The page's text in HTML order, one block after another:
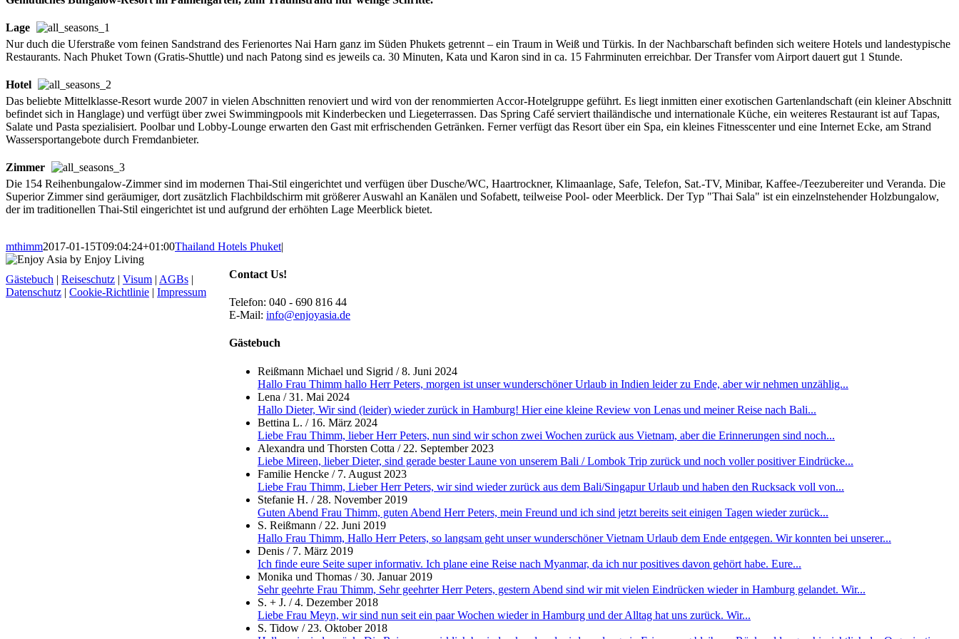
Lage
Nur duch die Uferstraße vom feinen Sandstrand des Ferienortes Nai Harn ganz im Süden Phukets getrennt – ein Traum in Weiß und Türkis. In der Nachbarschaft befinden sich weitere Hotels und landestypische
Restaurants. Nach Phuket Town (Gratis-Shuttle) und nach Patong sind es jeweils ca. 30 Minuten, Kata und Karon sind in ca. 15 Fahrminuten erreichbar. Der Transfer vom Airport dauert gut 1 Stunde.
Hotel
Das beliebte Mittelklasse-Resort wurde 2007 in vielen Abschnitten renoviert und wird von der renommierten Accor-Hotelgruppe geführt. Es liegt inmitten einer exotischen Gartenlandschaft (ein kleiner Abschnitt
befindet sich in Hanglage) und verfügt über zwei Swimmingpools mit Kinderbecken und Liegeterrassen. Das Spring Café serviert thailändische und internationale Küche, ein weiteres Restaurant ist auf Tapas,
Salate und Pasta spezialisiert. Poolbar und Lobby-Lounge erwarten den Gast mit erfrischenden Getränken. Ferner verfügt das Resort über ein Spa, ein kleines Fitnesscenter und eine Internet Ecke, am Strand
Wassersportangebote durch Fremdanbieter.
Zimmer
Die 154 Reihenbungalow-Zimmer sind im modernen Thai-Stil eingerichtet und verfügen über Dusche/WC, Haartrockner, Klimaanlage, Safe, Telefon, Sat.-TV, Minibar, Kaffee-/Teezubereiter und Veranda. Die
Superior Zimmer sind geräumiger, dort zusätzlich Flachbildschirm mit größerer Auswahl an Kanälen und Sofabett, teilweise Pool- oder Meerblick. Der Typ "Thai Sala" ist ein einzelnstehender Holzbungalow,
der im traditionellen Thai-Stil eingerichtet ist und aufgrund der erhöhten Lage Meerblick bietet.
mthimm2017-01-15T09:04:24+01:00Thailand Hotels Phuket|
Contact Us!
Telefon: 040 - 690 816 44
E-Mail: info@enjoyasia.de
Gästebuch
Reißmann Michael und Sigrid /8. Juni 2024
Hallo Frau Thimm hallo Herr Peters, morgen ist unser wunderschöner Urlaub in Indien leider zu Ende, aber wir nehmen unzählig...
Lena /31. Mai 2024
Hallo Dieter, Wir sind (leider) wieder zurück in Hamburg! Hier eine kleine Review von Lenas und meiner Reise nach Bali...
Bettina L. / 16. März 2024
Liebe Frau Thimm, lieber Herr Peters, nun sind wir schon zwei Wochen zurück aus Vietnam, aber die Erinnerungen sind noch...
Alexandra und Thorsten Cotta / 22. September 2023
Liebe Mireen, lieber Dieter, sind gerade bester Laune von unserem Bali / Lombok Trip zurück und noch voller positiver Eindrücke...
Familie Hencke / 7. August 2023
Liebe Frau Thimm, Lieber Herr Peters, wir sind wieder zurück aus dem Bali/Singapur Urlaub und haben den Rucksack voll von...
Stefanie H. / 28. November 2019
Guten Abend Frau Thimm, guten Abend Herr Peters, mein Freund und ich sind jetzt bereits seit einigen Tagen wieder zurück...
S. Reißmann / 22. Juni 2019
Hallo Frau Thimm, Hallo Herr Peters, so langsam geht unser wunderschöner Vietnam Urlaub dem Ende entgegen. Wir konnten bei unserer...
Denis / 7. März 2019
Ich finde eure Seite super informativ. Ich plane eine Reise nach Myanmar, da ich nur positives davon gehört habe. Eure...
Monika und Thomas /30. Januar 2019
Sehr geehrte Frau Thimm, Sehr geehrter Herr Peters, gestern Abend sind wir mit vielen Eindrücken wieder in Hamburg gelandet. Wir...
S. + J. /4. Dezember 2018
Liebe Frau Meyn, wir sind nun seit ein paar Wochen wieder in Hamburg und der Alltag hat uns zurück. Wir...
S. Tidow / 23. Oktober 2018
Gästebuch | Reiseschutz | Visum | AGBs |
Datenschutz | Cookie-Richtlinie | Impressum